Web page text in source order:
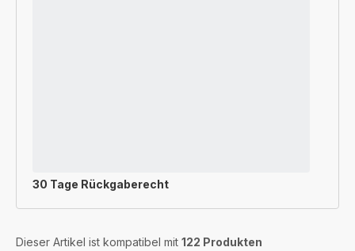
30 Tage Rückgaberecht
Dieser Artikel ist kompatibel mit 122 Produkten